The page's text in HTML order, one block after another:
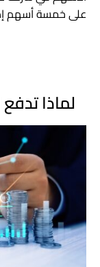
على خمسة أسهم
لماذا